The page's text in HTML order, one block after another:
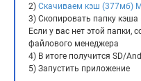
2) Скачиваем кэш (377мб)
3) Скопировать папку
Если у вас нет этой папки,
файлового менеджера
4) В итоге получится SD/
5) Запустить приложение